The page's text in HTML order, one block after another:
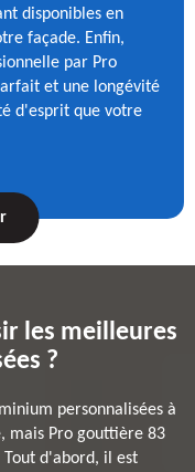
disponibles en
façade. Enfin,
par Pro
et une longévité
d'esprit que votre
les meilleures
?
personnalisées à
mais Pro gouttière 83
d'abord, il est